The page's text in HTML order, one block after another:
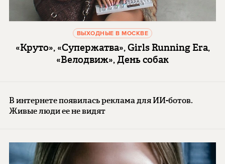
ВЫХОДНЫЕ В МОСКВЕ
«Круто», «Супержатва», Girls Running Era,
«Велодвиж», День собак
В интернете появилась реклама для ИИ-ботов.
Живые люди ее не видят